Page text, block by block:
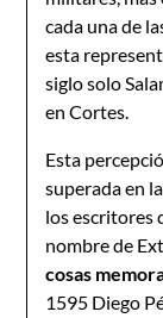
cada una de
esta
siglo solo
en Cortes.
Esta
superada en
los escritores
nombre de
cosas
1595 Diego